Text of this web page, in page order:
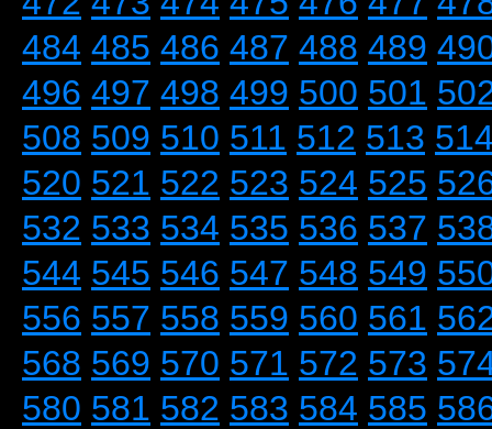
484 485 486 487 488 489
496 497 498 499 500 501
508 509 510 511 512 513
520 521 522 523 524 525
532 533 534 535 536 537
544 545 546 547 548 549
556 557 558 559 560 561
568 569 570 571 572 573
580 581 582 583 584 585